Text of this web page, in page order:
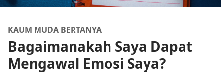
KAUM MUDA BERTANYA
Bagaimanakah Saya Dapat
Mengawal Emosi Saya?